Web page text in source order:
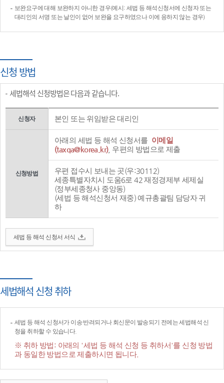
보완요구에 대해 보완하지 아니한 경우(예시: 세법 등 해석신청서에 신청자 또는
대리인의 서명 또는 날인이 없어 보완을 요구하였으나 이에 응하지 않는 경우)
신청 방법
세법해석 신청방법은 다음과 같습니다.
신청자 본인 또는 위임받은 대리인
신청방법
아래의 세법 등 해석 신청서를 이메일
(taxqa@korea.kr), 우편의 방법으로 제출
우편 접수시 보내는 곳(우:30112)
세종특별자치시 도움6로 42 재정경제부 세제실
(정부세종청사 중앙동)
(세법 등 해석신청서 재중) 예규총괄팀 담당자 귀
하
세법 등 해석 신청서 서식
세법해석 신청 취하
세법 등 해석 신청서가 이송·반려되거나 회신문이 발송되기 전에는 세법해석 신
청을 취하할 수 있습니다.
※ 취하 방법: 아래의 '세법 등 해석 신청 등 취하서'를 신청 방법
과 동일한 방법으로 제출하시면 됩니다.